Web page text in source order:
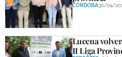
CÓRDOBA30/04/
Lucena
II Liga